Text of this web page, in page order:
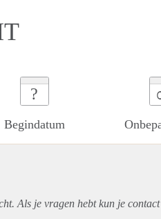
?
Begindatum
Als je vragen hebt kun je